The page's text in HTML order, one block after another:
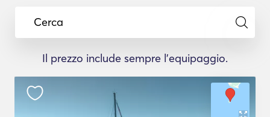
Cerca
Il prezzo include sempre l'equipaggio.